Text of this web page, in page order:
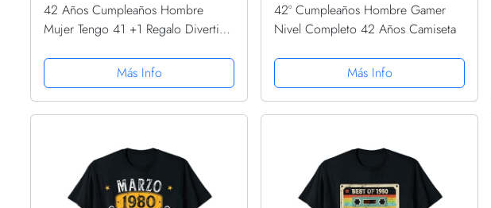
42 Años Cumpleaños Hombre
Mujer Tengo 41 +1 Regalo Divertido
Más Info
42º Cumpleaños Hombre Gamer
Nivel Completo 42 Años Camiseta
Más Info